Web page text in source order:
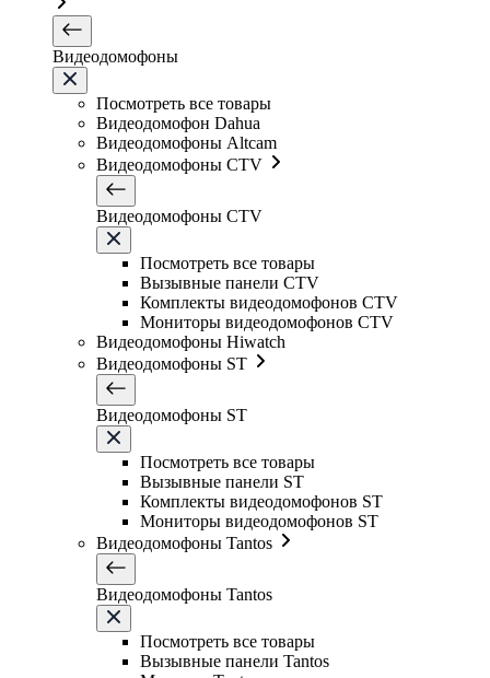
Видеодомофоны
Посмотреть все товары
Видеодомофон Dahua
Видеодомофоны Altcam
Видеодомофоны CTV
Видеодомофоны CTV
Посмотреть все товары
Вызывные панели CTV
Комплекты видеодомофонов CTV
Мониторы видеодомофонов CTV
Видеодомофоны Hiwatch
Видеодомофоны ST
Видеодомофоны ST
Посмотреть все товары
Вызывные панели ST
Комплекты видеодомофонов ST
Мониторы видеодомофонов ST
Видеодомофоны Tantos
Видеодомофоны Tantos
Посмотреть все товары
Вызывные панели Tantos